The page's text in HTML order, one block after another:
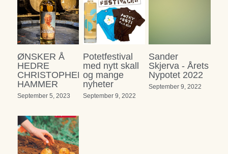
ØNSKER Å
HEDRE
CHRISTOPHER
HAMMER
September 5, 2023
Potetfestival
med nytt skall
og mange
nyheter
September 9, 2022
Sander
Skjerva - Årets
Nypotet 2022
September 9, 2022